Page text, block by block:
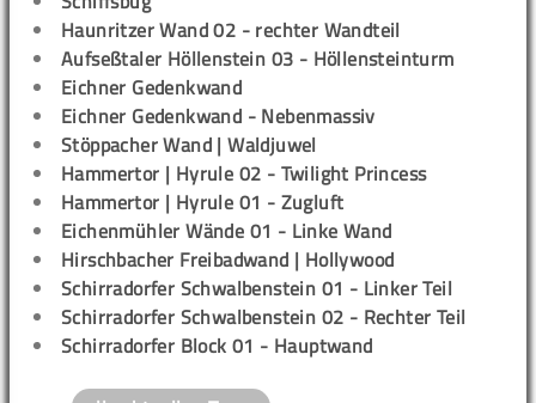
Haunritzer Wand 02 - rechter Wandteil
Aufseßtaler Höllenstein 03 - Höllensteinturm
Eichner Gedenkwand
Eichner Gedenkwand - Nebenmassiv
Stöppacher Wand | Waldjuwel
Hammertor | Hyrule 02 - Twilight Princess
Hammertor | Hyrule 01 - Zugluft
Eichenmühler Wände 01 - Linke Wand
Hirschbacher Freibadwand | Hollywood
Schirradorfer Schwalbenstein 01 - Linker Teil
Schirradorfer Schwalbenstein 02 - Rechter Teil
Schirradorfer Block 01 - Hauptwand